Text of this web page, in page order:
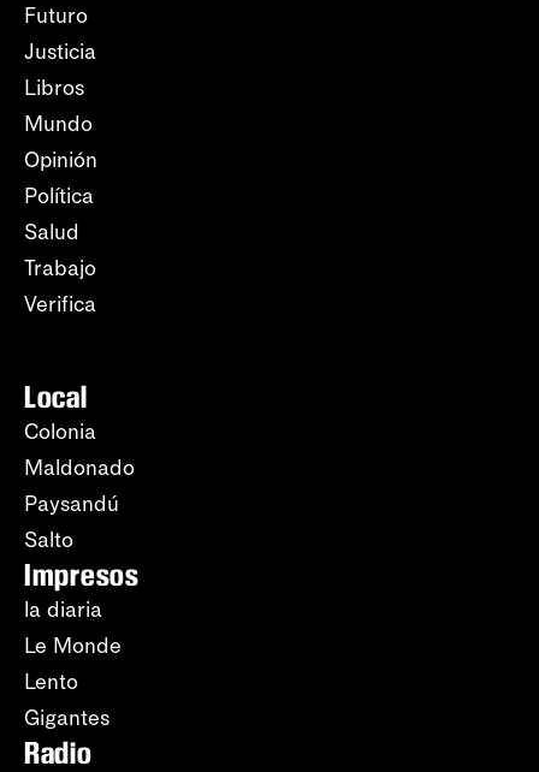
Futuro
Justicia
Libros
Mundo
Opinión
Política
Salud
Trabajo
Verifica
Local
Colonia
Maldonado
Paysandú
Salto
Impresos
la diaria
Le Monde
Lento
Gigantes
Radio